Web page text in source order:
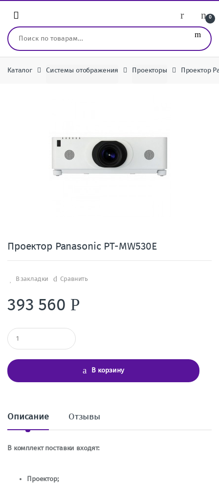
0
Искать:
Каталог Системы отображения Проекторы Проектор
Проектор Panasonic PT-MW530E
В закладки Сравнить
393 560 Р
К
о
ч
е
В корзину
Описание Отзывы
В комплект поставки входят:
Проектор;